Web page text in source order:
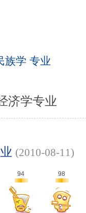
族学 专业
济学专业
(2010-08-11)
94 98